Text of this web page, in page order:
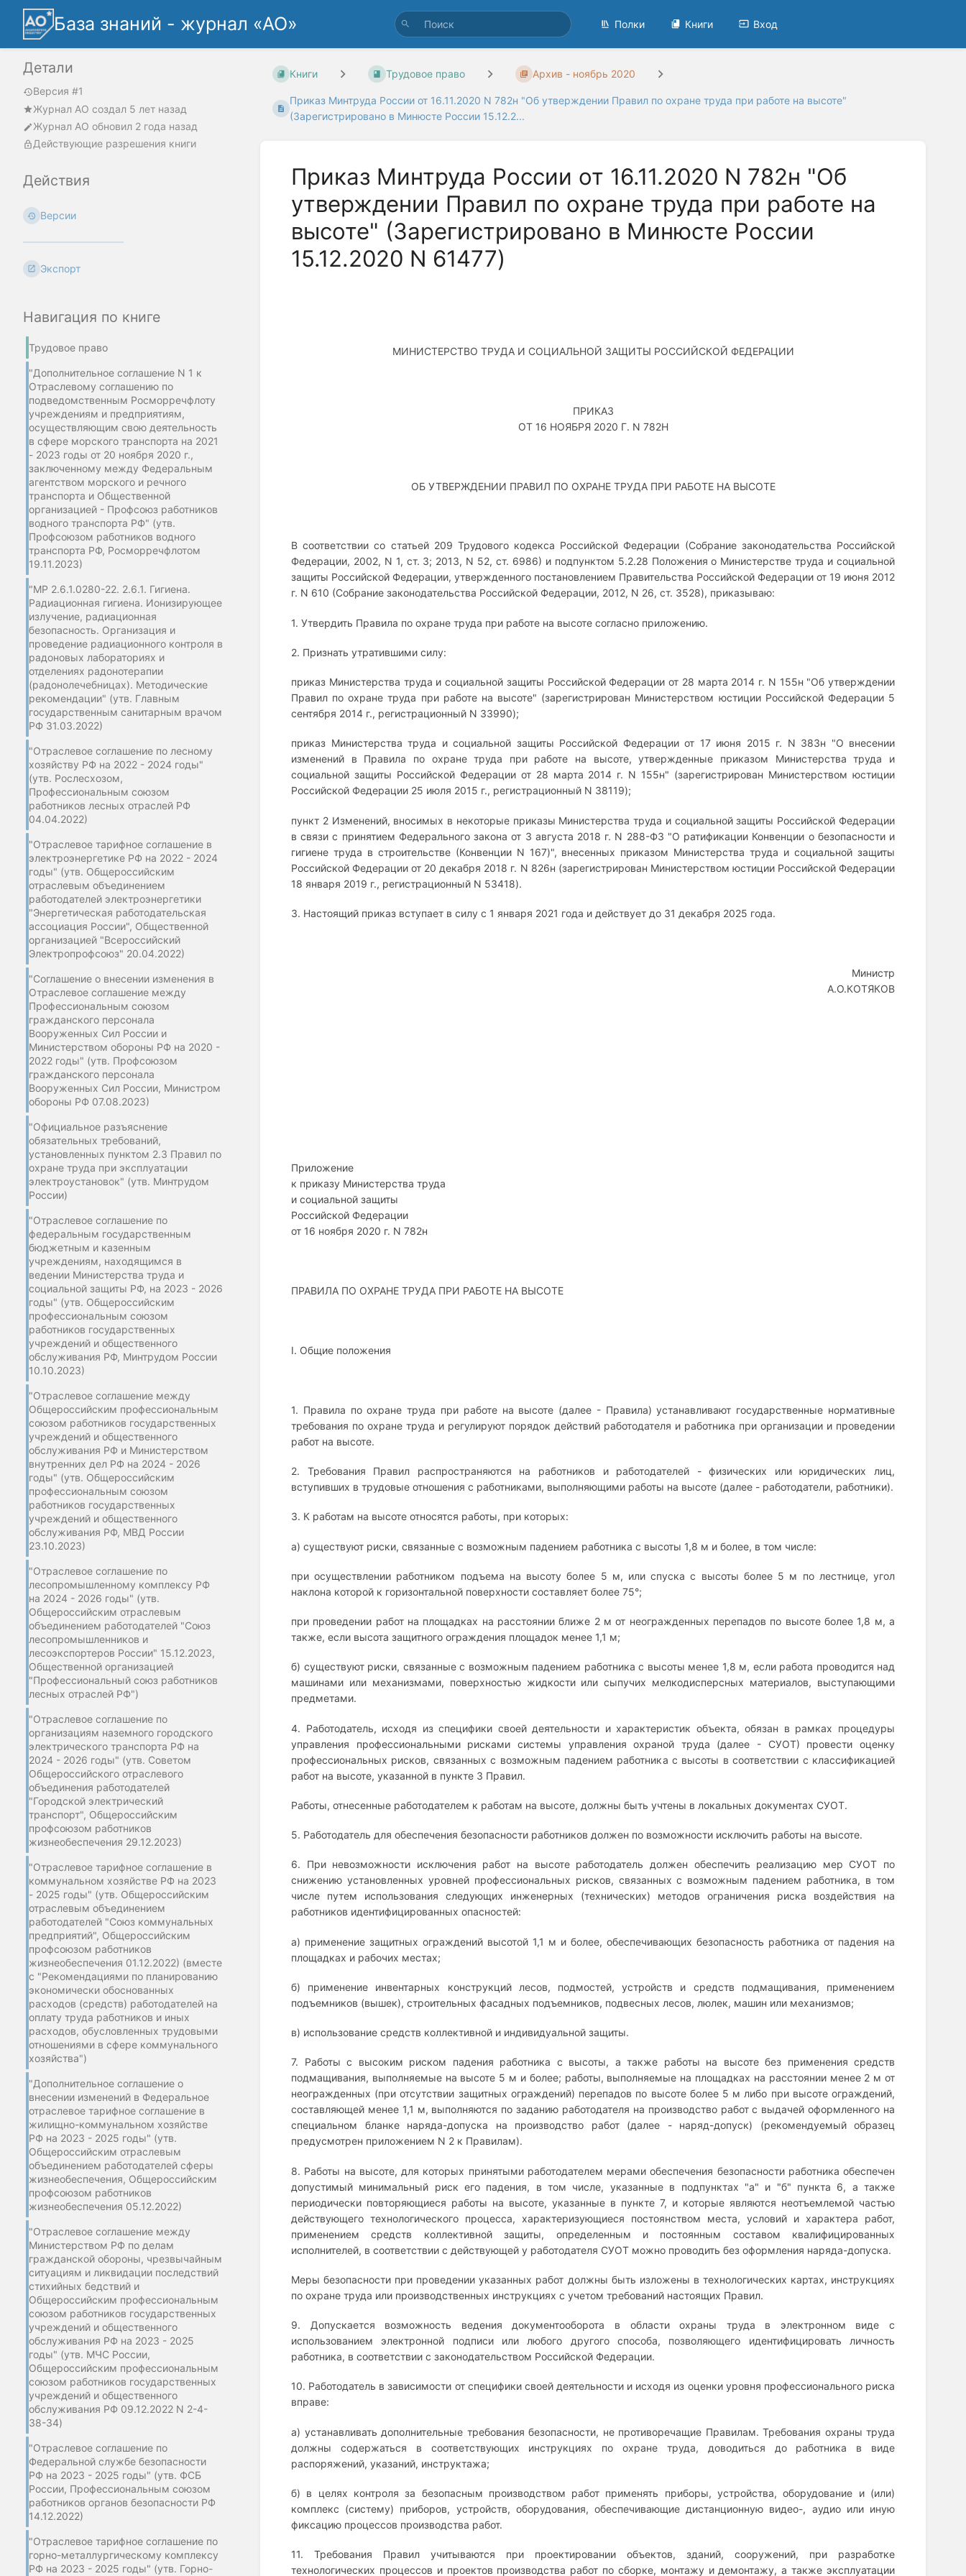
База знаний - журнал «АО» Полки Книги Вход
Детали
Версия #1
Журнал АО создал 5 лет назад
Журнал АО обновил 2 года назад
Действующие разрешения книги
Действия
Версии
Экспорт
Навигация по книге
Трудовое право
"Дополнительное соглашение N 1 к
Отраслевому соглашению по
подведомственным Росморречфлоту
учреждениям и предприятиям,
осуществляющим свою деятельность
в сфере морского транспорта на 2021
- 2023 годы от 20 ноября 2020 г.,
заключенному между Федеральным
агентством морского и речного
транспорта и Общественной
организацией - Профсоюз работников
водного транспорта РФ" (утв.
Профсоюзом работников водного
транспорта РФ, Росморречфлотом
19.11.2023)
"МР 2.6.1.0280-22. 2.6.1. Гигиена.
Радиационная гигиена. Ионизирующее
излучение, радиационная
безопасность. Организация и
проведение радиационного контроля в
радоновых лабораториях и
отделениях радонотерапии
(радонолечебницах). Методические
рекомендации" (утв. Главным
государственным санитарным врачом
РФ 31.03.2022)
"Отраслевое соглашение по лесному
хозяйству РФ на 2022 - 2024 годы"
(утв. Рослесхозом,
Профессиональным союзом
работников лесных отраслей РФ
04.04.2022)
"Отраслевое тарифное соглашение в
электроэнергетике РФ на 2022 - 2024
годы" (утв. Общероссийским
отраслевым объединением
работодателей электроэнергетики
"Энергетическая работодательская
ассоциация России", Общественной
организацией "Всероссийский
Электропрофсоюз" 20.04.2022)
"Соглашение о внесении изменения в
Отраслевое соглашение между
Профессиональным союзом
гражданского персонала
Вооруженных Сил России и
Министерством обороны РФ на 2020 -
2022 годы" (утв. Профсоюзом
гражданского персонала
Вооруженных Сил России, Министром
обороны РФ 07.08.2023)
"Официальное разъяснение
обязательных требований,
установленных пунктом 2.3 Правил по
охране труда при эксплуатации
электроустановок" (утв. Минтрудом
России)
"Отраслевое соглашение по
федеральным государственным
бюджетным и казенным
учреждениям, находящимся в
ведении Министерства труда и
социальной защиты РФ, на 2023 - 2026
годы" (утв. Общероссийским
профессиональным союзом
работников государственных
учреждений и общественного
обслуживания РФ, Минтрудом России
10.10.2023)
"Отраслевое соглашение между
Общероссийским профессиональным
союзом работников государственных
учреждений и общественного
обслуживания РФ и Министерством
внутренних дел РФ на 2024 - 2026
годы" (утв. Общероссийским
профессиональным союзом
работников государственных
учреждений и общественного
обслуживания РФ, МВД России
23.10.2023)
"Отраслевое соглашение по
лесопромышленному комплексу РФ
на 2024 - 2026 годы" (утв.
Общероссийским отраслевым
объединением работодателей "Союз
лесопромышленников и
лесоэкспортеров России" 15.12.2023,
Общественной организацией
"Профессиональный союз работников
лесных отраслей РФ")
"Отраслевое соглашение по
организациям наземного городского
электрического транспорта РФ на
2024 - 2026 годы" (утв. Советом
Общероссийского отраслевого
объединения работодателей
"Городской электрический
транспорт", Общероссийским
профсоюзом работников
жизнеобеспечения 29.12.2023)
"Отраслевое тарифное соглашение в
коммунальном хозяйстве РФ на 2023
- 2025 годы" (утв. Общероссийским
отраслевым объединением
работодателей "Союз коммунальных
предприятий", Общероссийским
профсоюзом работников
жизнеобеспечения 01.12.2022) (вместе
с "Рекомендациями по планированию
экономически обоснованных
расходов (средств) работодателей на
оплату труда работников и иных
расходов, обусловленных трудовыми
отношениями в сфере коммунального
хозяйства")
"Дополнительное соглашение о
внесении изменений в Федеральное
отраслевое тарифное соглашение в
жилищно-коммунальном хозяйстве
РФ на 2023 - 2025 годы" (утв.
Общероссийским отраслевым
объединением работодателей сферы
жизнеобеспечения, Общероссийским
профсоюзом работников
жизнеобеспечения 05.12.2022)
"Отраслевое соглашение между
Министерством РФ по делам
гражданской обороны, чрезвычайным
ситуациям и ликвидации последствий
стихийных бедствий и
Общероссийским профессиональным
союзом работников государственных
учреждений и общественного
обслуживания РФ на 2023 - 2025
годы" (утв. МЧС России,
Общероссийским профессиональным
союзом работников государственных
учреждений и общественного
обслуживания РФ 09.12.2022 N 2-4-
38-34)
"Отраслевое соглашение по
Федеральной службе безопасности
РФ на 2023 - 2025 годы" (утв. ФСБ
России, Профессиональным союзом
работников органов безопасности РФ
14.12.2022)
"Отраслевое тарифное соглашение по
горно-металлургическому комплексу
РФ на 2023 - 2025 годы" (утв. Горно-
Книги Трудовое право Архив - ноябрь 2020
Приказ Минтруда России от 16.11.2020 N 782н "Об утверждении Правил по охране труда при работе на высоте"
(Зарегистрировано в Минюсте России 15.12.2...
Приказ Минтруда России от 16.11.2020 N 782н "Об
утверждении Правил по охране труда при работе на
высоте" (Зарегистрировано в Минюсте России
15.12.2020 N 61477)
МИНИСТЕРСТВО ТРУДА И СОЦИАЛЬНОЙ ЗАЩИТЫ РОССИЙСКОЙ ФЕДЕРАЦИИ
ПРИКАЗ
ОТ 16 НОЯБРЯ 2020 Г. N 782Н
ОБ УТВЕРЖДЕНИИ ПРАВИЛ ПО ОХРАНЕ ТРУДА ПРИ РАБОТЕ НА ВЫСОТЕ
В соответствии со статьей 209 Трудового кодекса Российской Федерации (Собрание законодательства Российской
Федерации, 2002, N 1, ст. 3; 2013, N 52, ст. 6986) и подпунктом 5.2.28 Положения о Министерстве труда и социальной
защиты Российской Федерации, утвержденного постановлением Правительства Российской Федерации от 19 июня 2012
г. N 610 (Собрание законодательства Российской Федерации, 2012, N 26, ст. 3528), приказываю:
1. Утвердить Правила по охране труда при работе на высоте согласно приложению.
2. Признать утратившими силу:
приказ Министерства труда и социальной защиты Российской Федерации от 28 марта 2014 г. N 155н "Об утверждении
Правил по охране труда при работе на высоте" (зарегистрирован Министерством юстиции Российской Федерации 5
сентября 2014 г., регистрационный N 33990);
приказ Министерства труда и социальной защиты Российской Федерации от 17 июня 2015 г. N 383н "О внесении
изменений в Правила по охране труда при работе на высоте, утвержденные приказом Министерства труда и
социальной защиты Российской Федерации от 28 марта 2014 г. N 155н" (зарегистрирован Министерством юстиции
Российской Федерации 25 июля 2015 г., регистрационный N 38119);
пункт 2 Изменений, вносимых в некоторые приказы Министерства труда и социальной защиты Российской Федерации
в связи с принятием Федерального закона от 3 августа 2018 г. N 288-ФЗ "О ратификации Конвенции о безопасности и
гигиене труда в строительстве (Конвенции N 167)", внесенных приказом Министерства труда и социальной защиты
Российской Федерации от 20 декабря 2018 г. N 826н (зарегистрирован Министерством юстиции Российской Федерации
18 января 2019 г., регистрационный N 53418).
3. Настоящий приказ вступает в силу с 1 января 2021 года и действует до 31 декабря 2025 года.
Министр
А.О.КОТЯКОВ
Приложение
к приказу Министерства труда
и социальной защиты
Российской Федерации
от 16 ноября 2020 г. N 782н
ПРАВИЛА ПО ОХРАНЕ ТРУДА ПРИ РАБОТЕ НА ВЫСОТЕ
I. Общие положения
1. Правила по охране труда при работе на высоте (далее - Правила) устанавливают государственные нормативные
требования по охране труда и регулируют порядок действий работодателя и работника при организации и проведении
работ на высоте.
2. Требования Правил распространяются на работников и работодателей - физических или юридических лиц,
вступивших в трудовые отношения с работниками, выполняющими работы на высоте (далее - работодатели, работники).
3. К работам на высоте относятся работы, при которых:
а) существуют риски, связанные с возможным падением работника с высоты 1,8 м и более, в том числе:
при осуществлении работником подъема на высоту более 5 м, или спуска с высоты более 5 м по лестнице, угол
наклона которой к горизонтальной поверхности составляет более 75°;
при проведении работ на площадках на расстоянии ближе 2 м от неогражденных перепадов по высоте более 1,8 м, а
также, если высота защитного ограждения площадок менее 1,1 м;
б) существуют риски, связанные с возможным падением работника с высоты менее 1,8 м, если работа проводится над
машинами или механизмами, поверхностью жидкости или сыпучих мелкодисперсных материалов, выступающими
предметами.
4. Работодатель, исходя из специфики своей деятельности и характеристик объекта, обязан в рамках процедуры
управления профессиональными рисками системы управления охраной труда (далее - СУОТ) провести оценку
профессиональных рисков, связанных с возможным падением работника с высоты в соответствии с классификацией
работ на высоте, указанной в пункте 3 Правил.
Работы, отнесенные работодателем к работам на высоте, должны быть учтены в локальных документах СУОТ.
5. Работодатель для обеспечения безопасности работников должен по возможности исключить работы на высоте.
6. При невозможности исключения работ на высоте работодатель должен обеспечить реализацию мер СУОТ по
снижению установленных уровней профессиональных рисков, связанных с возможным падением работника, в том
числе путем использования следующих инженерных (технических) методов ограничения риска воздействия на
работников идентифицированных опасностей:
а) применение защитных ограждений высотой 1,1 м и более, обеспечивающих безопасность работника от падения на
площадках и рабочих местах;
б) применение инвентарных конструкций лесов, подмостей, устройств и средств подмащивания, применением
подъемников (вышек), строительных фасадных подъемников, подвесных лесов, люлек, машин или механизмов;
в) использование средств коллективной и индивидуальной защиты.
7. Работы с высоким риском падения работника с высоты, а также работы на высоте без применения средств
подмащивания, выполняемые на высоте 5 м и более; работы, выполняемые на площадках на расстоянии менее 2 м от
неогражденных (при отсутствии защитных ограждений) перепадов по высоте более 5 м либо при высоте ограждений,
составляющей менее 1,1 м, выполняются по заданию работодателя на производство работ с выдачей оформленного на
специальном бланке наряда-допуска на производство работ (далее - наряд-допуск) (рекомендуемый образец
предусмотрен приложением N 2 к Правилам).
8. Работы на высоте, для которых принятыми работодателем мерами обеспечения безопасности работника обеспечен
допустимый минимальный риск его падения, в том числе, указанные в подпунктах "а" и "б" пункта 6, а также
периодически повторяющиеся работы на высоте, указанные в пункте 7, и которые являются неотъемлемой частью
действующего технологического процесса, характеризующиеся постоянством места, условий и характера работ,
применением средств коллективной защиты, определенным и постоянным составом квалифицированных
исполнителей, в соответствии с действующей у работодателя СУОТ можно проводить без оформления наряда-допуска.
Меры безопасности при проведении указанных работ должны быть изложены в технологических картах, инструкциях
по охране труда или производственных инструкциях с учетом требований настоящих Правил.
9. Допускается возможность ведения документооборота в области охраны труда в электронном виде с
использованием электронной подписи или любого другого способа, позволяющего идентифицировать личность
работника, в соответствии с законодательством Российской Федерации.
10. Работодатель в зависимости от специфики своей деятельности и исходя из оценки уровня профессионального риска
вправе:
а) устанавливать дополнительные требования безопасности, не противоречащие Правилам. Требования охраны труда
должны содержаться в соответствующих инструкциях по охране труда, доводиться до работника в виде
распоряжений, указаний, инструктажа;
б) в целях контроля за безопасным производством работ применять приборы, устройства, оборудование и (или)
комплекс (систему) приборов, устройств, оборудования, обеспечивающие дистанционную видео-, аудио или иную
фиксацию процессов производства работ.
11. Требования Правил учитываются при проектировании объектов, зданий, сооружений, при разработке
технологических процессов и проектов производства работ по сборке, монтажу и демонтажу, а также эксплуатации